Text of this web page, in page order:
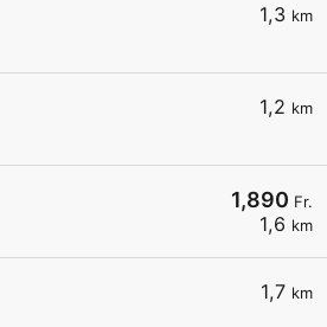
1,3 km
1,2 km
1,890 Fr.
1,6 km
1,7 km